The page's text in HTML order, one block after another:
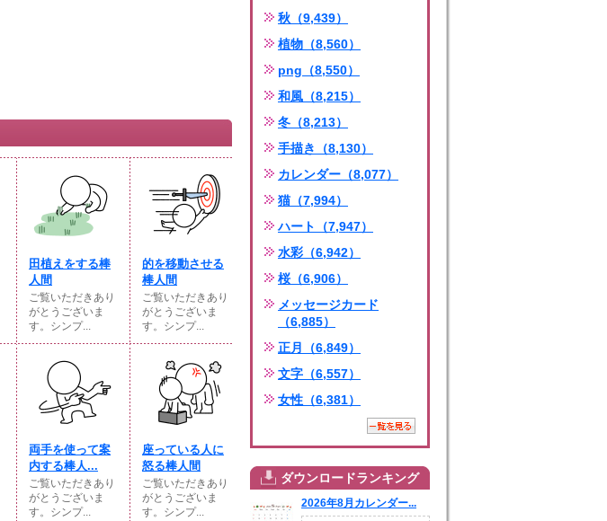
田植えをする棒
人間
ご覧いただきあり
がとうございま
す。シンプ...
的を移動させる
棒人間
ご覧いただきあり
がとうございま
す。シンプ...
両手を使って案
内する棒人...
ご覧いただきあり
がとうございま
す。シンプ...
座っている人に
怒る棒人間
ご覧いただきあり
がとうございま
す。シンプ...
秋（9,439）
植物（8,560）
png（8,550）
和風（8,215）
冬（8,213）
手描き（8,130）
カレンダー（8,077）
猫（7,994）
ハート（7,947）
水彩（6,942）
桜（6,906）
メッセージカード
（6,885）
正月（6,849）
文字（6,557）
女性（6,381）
ダウンロードランキング
2026年8月カレンダー...